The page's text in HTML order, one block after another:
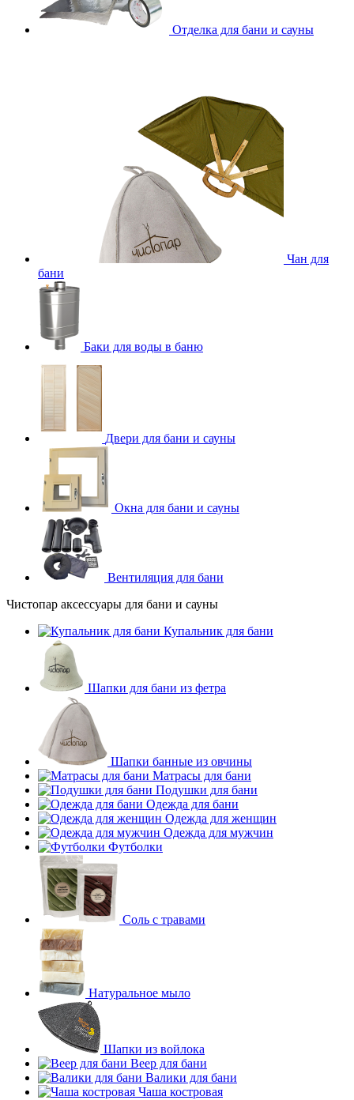
Отделка для бани и сауны
Чан для
бани
Баки для воды в баню
Двери для бани и сауны
Окна для бани и сауны
Вентиляция для бани
Чистопар аксессуары для бани и сауны
Купальник для бани
Шапки для бани из фетра
Шапки банные из овчины
Матрасы для бани
Подушки для бани
Одежда для бани
Одежда для женщин
Одежда для мужчин
Футболки
Соль с травами
Натуральное мыло
Шапки из войлока
Веер для бани
Валики для бани
Чаша костровая